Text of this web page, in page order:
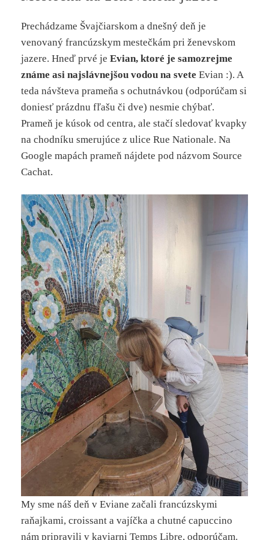
Prechádzame Švajčiarskom a dnešný deň je
venovaný francúzskym mestečkám pri ženevskom
jazere. Hneď prvé jeEvian, ktoré je samozrejme
známe asi najslávnejšou vodou na svete Evian :). A
teda návšteva prameňa s ochutnávkou (odporúčam si
doniesť prázdnu fľašu či dve) nesmie chýbať.
Prameň je kúsok od centra, ale stačí sledovať kvapky
na chodníku smerujúce z ulice Rue Nationale. Na
Google mapách prameň nájdete pod názvom Source
Cachat.
My sme náš deň v Eviane začali francúzskymi
raňajkami, croissant a vajíčka a chutné capuccino
nám pripravili v kaviarni Temps Libre, odporúčam.